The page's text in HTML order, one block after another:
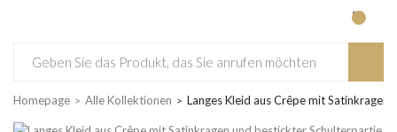
Homepage Alle Kollektionen Langes Kleid aus Crêpe mit